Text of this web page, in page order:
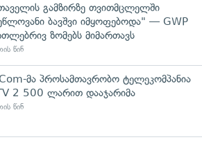
გამზირზე თვითმცლელში
ბავშვი იმყოფებოდა" — GWP
ზომებს მიმართავს
წინ
მა პროსამთავრობო ტელეკომპანია
2 500 ლარით დააჯარიმა
წინ